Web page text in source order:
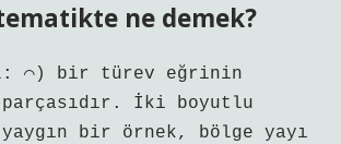
ne demek?
⌒) bir türev eğrinin
İki boyutlu
bir örnek, bölge yayı